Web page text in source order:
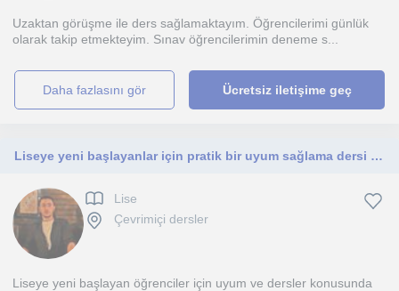
Uzaktan görüşme ile ders sağlamaktayım. Öğrencilerimi günlük
olarak takip etmekteyim. Sınav öğrencilerimin deneme s...
daha fazlasını gör Ücretsiz iletişime geç
Liseye yeni başlayanlar için pratik bir uyum sağlama dersi ve lise derslerine yardımcı olmak isterim.
Lise
Çevrimiçi dersler
Liseye yeni başlayan öğrenciler için uyum ve dersler konusunda